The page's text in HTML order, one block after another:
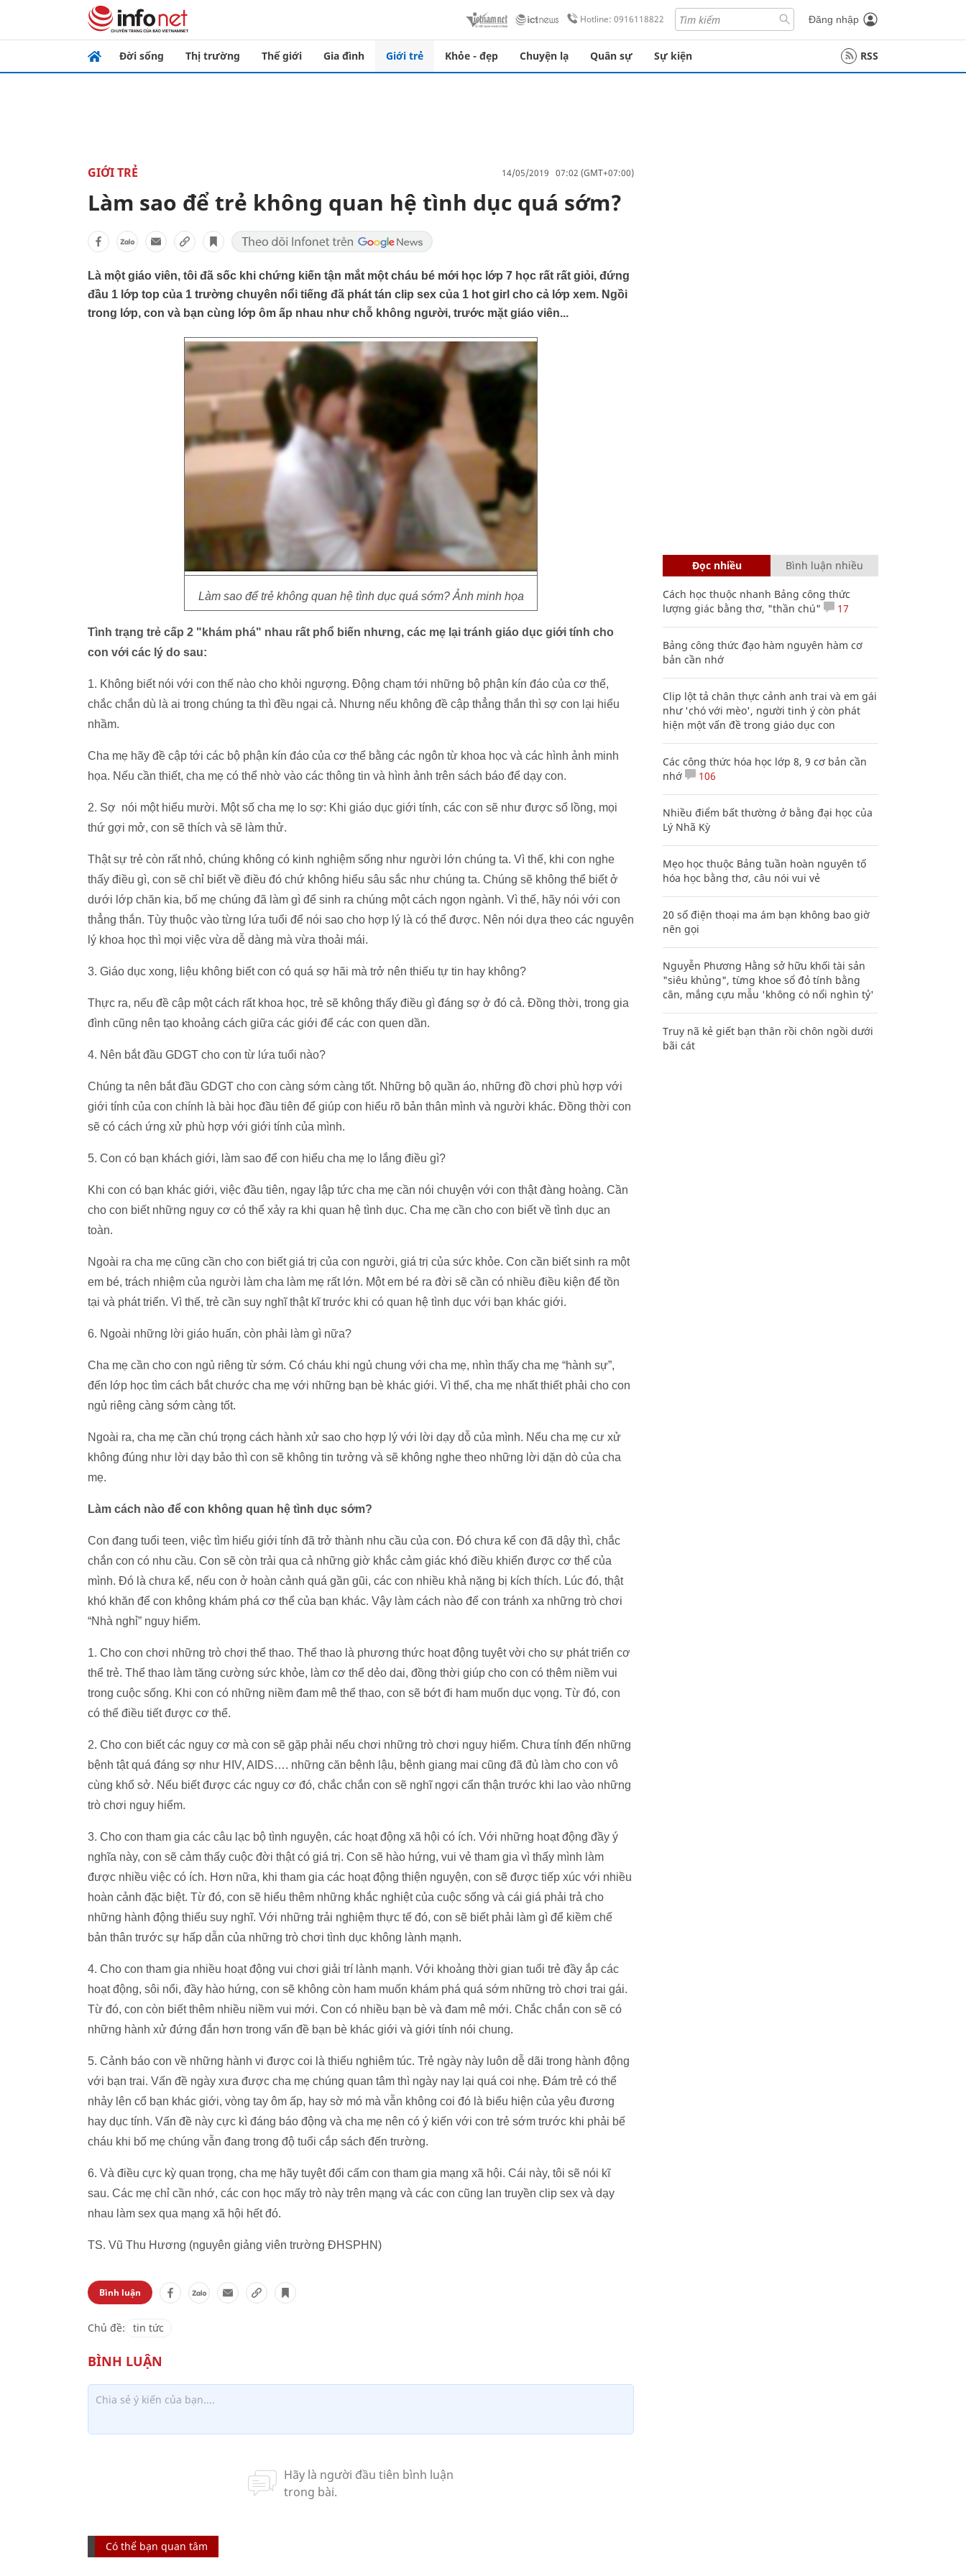
Hotline: 0916118822 Đăng nhập
Đời sống Thị trường Thế giới Gia đình Giới trẻ Khỏe - đẹp Chuyện lạ Quân sự Sự kiện RSS
GIỚI TRẺ 14/05/2019 07:02 (GMT+07:00)
Làm sao để trẻ không quan hệ tình dục quá sớm?
Là một giáo viên, tôi đã sốc khi chứng kiến tận mắt một cháu bé mới học lớp 7 học rất rất giỏi, đứng
đầu 1 lớp top của 1 trường chuyên nổi tiếng đã phát tán clip sex của 1 hot girl cho cả lớp xem. Ngồi
trong lớp, con và bạn cùng lớp ôm ấp nhau như chỗ không người, trước mặt giáo viên...
Làm sao để trẻ không quan hệ tình dục quá sớm? Ảnh minh họa
Tình trạng trẻ cấp 2 "khám phá" nhau rất phổ biến nhưng, các mẹ lại tránh giáo dục giới tính cho
con với các lý do sau:
1. Không biết nói với con thế nào cho khỏi ngượng. Động chạm tới những bộ phận kín đáo của cơ thể,
chắc chắn dù là ai trong chúng ta thì đều ngại cả. Nhưng nếu không đề cập thẳng thắn thì sợ con lại hiểu
nhầm.
Cha mẹ hãy đề cập tới các bộ phận kín đáo của cơ thể bằng các ngôn từ khoa học và các hình ảnh minh
họa. Nếu cần thiết, cha mẹ có thể nhờ vào các thông tin và hình ảnh trên sách báo để dạy con.
2. Sợ nói một hiểu mười. Một số cha mẹ lo sợ: Khi giáo dục giới tính, các con sẽ như được sổ lồng, mọi
thứ gợi mở, con sẽ thích và sẽ làm thử.
Thật sự trẻ còn rất nhỏ, chúng không có kinh nghiệm sống như người lớn chúng ta. Vì thế, khi con nghe
thấy điều gì, con sẽ chỉ biết về điều đó chứ không hiểu sâu sắc như chúng ta. Chúng sẽ không thể biết ở
dưới lớp chăn kia, bố mẹ chúng đã làm gì để sinh ra chúng một cách ngọn ngành. Vì thế, hãy nói với con
thẳng thắn. Tùy thuộc vào từng lứa tuổi để nói sao cho hợp lý là có thể được. Nên nói dựa theo các nguyên
lý khoa học thì mọi việc vừa dễ dàng mà vừa thoải mái.
3. Giáo dục xong, liệu không biết con có quá sợ hãi mà trở nên thiếu tự tin hay không?
Thực ra, nếu đề cập một cách rất khoa học, trẻ sẽ không thấy điều gì đáng sợ ở đó cả. Đồng thời, trong gia
đình cũng nên tạo khoảng cách giữa các giới để các con quen dần.
4. Nên bắt đầu GDGT cho con từ lứa tuổi nào?
Chúng ta nên bắt đầu GDGT cho con càng sớm càng tốt. Những bộ quần áo, những đồ chơi phù hợp với
giới tính của con chính là bài học đầu tiên để giúp con hiểu rõ bản thân mình và người khác. Đồng thời con
sẽ có cách ứng xử phù hợp với giới tính của mình.
5. Con có bạn khách giới, làm sao để con hiểu cha mẹ lo lắng điều gì?
Khi con có bạn khác giới, việc đầu tiên, ngay lập tức cha mẹ cần nói chuyện với con thật đàng hoàng. Cần
cho con biết những nguy cơ có thể xảy ra khi quan hệ tình dục. Cha mẹ cần cho con biết về tình dục an
toàn.
Ngoài ra cha mẹ cũng cần cho con biết giá trị của con người, giá trị của sức khỏe. Con cần biết sinh ra một
em bé, trách nhiệm của người làm cha làm mẹ rất lớn. Một em bé ra đời sẽ cần có nhiều điều kiện để tồn
tại và phát triển. Vì thế, trẻ cần suy nghĩ thật kĩ trước khi có quan hệ tình dục với bạn khác giới.
6. Ngoài những lời giáo huấn, còn phải làm gì nữa?
Cha mẹ cần cho con ngủ riêng từ sớm. Có cháu khi ngủ chung với cha mẹ, nhìn thấy cha mẹ “hành sự”,
đến lớp học tìm cách bắt chước cha mẹ với những bạn bè khác giới. Vì thế, cha mẹ nhất thiết phải cho con
ngủ riêng càng sớm càng tốt.
Ngoài ra, cha mẹ cần chú trọng cách hành xử sao cho hợp lý với lời dạy dỗ của mình. Nếu cha mẹ cư xử
không đúng như lời dạy bảo thì con sẽ không tin tưởng và sẽ không nghe theo những lời dặn dò của cha
mẹ.
Làm cách nào để con không quan hệ tình dục sớm?
Con đang tuổi teen, việc tìm hiểu giới tính đã trở thành nhu cầu của con. Đó chưa kể con đã dậy thì, chắc
chắn con có nhu cầu. Con sẽ còn trải qua cả những giờ khắc cảm giác khó điều khiển được cơ thể của
mình. Đó là chưa kể, nếu con ở hoàn cảnh quá gần gũi, các con nhiều khả nặng bị kích thích. Lúc đó, thật
khó khăn để con không khám phá cơ thể của bạn khác. Vậy làm cách nào để con tránh xa những trò chơi
“Nhà nghỉ” nguy hiểm.
1. Cho con chơi những trò chơi thể thao. Thể thao là phương thức hoạt động tuyệt vời cho sự phát triển cơ
thể trẻ. Thể thao làm tăng cường sức khỏe, làm cơ thể dẻo dai, đồng thời giúp cho con có thêm niềm vui
trong cuộc sống. Khi con có những niềm đam mê thể thao, con sẽ bớt đi ham muốn dục vọng. Từ đó, con
có thể điều tiết được cơ thể.
2. Cho con biết các nguy cơ mà con sẽ gặp phải nếu chơi những trò chơi nguy hiểm. Chưa tính đến những
bệnh tật quá đáng sợ như HIV, AIDS…. những căn bệnh lậu, bệnh giang mai cũng đã đủ làm cho con vô
cùng khổ sở. Nếu biết được các nguy cơ đó, chắc chắn con sẽ nghĩ ngợi cẩn thận trước khi lao vào những
trò chơi nguy hiểm.
3. Cho con tham gia các câu lạc bộ tình nguyện, các hoạt động xã hội có ích. Với những hoạt động đầy ý
nghĩa này, con sẽ cảm thấy cuộc đời thật có giá trị. Con sẽ hào hứng, vui vẻ tham gia vì thấy mình làm
được nhiều việc có ích. Hơn nữa, khi tham gia các hoạt động thiện nguyện, con sẽ được tiếp xúc với nhiều
hoàn cảnh đặc biệt. Từ đó, con sẽ hiểu thêm những khắc nghiệt của cuộc sống và cái giá phải trả cho
những hành động thiếu suy nghĩ. Với những trải nghiệm thực tế đó, con sẽ biết phải làm gì để kiềm chế
bản thân trước sự hấp dẫn của những trò chơi tình dục không lành mạnh.
4. Cho con tham gia nhiều hoạt động vui chơi giải trí lành mạnh. Với khoảng thời gian tuổi trẻ đầy ắp các
hoạt động, sôi nổi, đầy hào hứng, con sẽ không còn ham muốn khám phá quá sớm những trò chơi trai gái.
Từ đó, con còn biết thêm nhiều niềm vui mới. Con có nhiều bạn bè và đam mê mới. Chắc chắn con sẽ có
những hành xử đứng đắn hơn trong vấn đề bạn bè khác giới và giới tính nói chung.
5. Cảnh báo con về những hành vi được coi là thiếu nghiêm túc. Trẻ ngày này luôn dễ dãi trong hành động
với bạn trai. Vấn đề ngày xưa được cha mẹ chúng quan tâm thì ngày nay lại quá coi nhẹ. Đám trẻ có thể
nhảy lên cổ bạn khác giới, vòng tay ôm ấp, hay sờ mó mà vẫn không coi đó là biểu hiện của yêu đương
hay dục tính. Vấn đề này cực kì đáng báo động và cha mẹ nên có ý kiến với con trẻ sớm trước khi phải bế
cháu khi bố mẹ chúng vẫn đang trong độ tuổi cắp sách đến trường.
6. Và điều cực kỳ quan trọng, cha mẹ hãy tuyệt đối cấm con tham gia mạng xã hội. Cái này, tôi sẽ nói kĩ
sau. Các mẹ chỉ cần nhớ, các con học mấy trò này trên mạng và các con cũng lan truyền clip sex và dạy
nhau làm sex qua mạng xã hội hết đó.
TS. Vũ Thu Hương (nguyên giảng viên trường ĐHSPHN)
Bình luận
Chủ đề: tin tức
Có thể bạn quan tâm
Đọc nhiều Bình luận nhiều
Cách học thuộc nhanh Bảng công thức
lượng giác bằng thơ, "thần chú"
17
Bảng công thức đạo hàm nguyên hàm cơ
bản cần nhớ
Clip lột tả chân thực cảnh anh trai và em gái
như 'chó với mèo', người tinh ý còn phát
hiện một vấn đề trong giáo dục con
Các công thức hóa học lớp 8, 9 cơ bản cần
nhớ
106
Nhiều điểm bất thường ở bằng đại học của
Lý Nhã Kỳ
Mẹo học thuộc Bảng tuần hoàn nguyên tố
hóa học bằng thơ, câu nói vui vẻ
20 số điện thoại ma ám bạn không bao giờ
nên gọi
Nguyễn Phương Hằng sở hữu khối tài sản
"siêu khủng", từng khoe sổ đỏ tính bằng
cân, mắng cựu mẫu 'không có nổi nghìn tỷ'
Truy nã kẻ giết bạn thân rồi chôn ngồi dưới
bãi cát